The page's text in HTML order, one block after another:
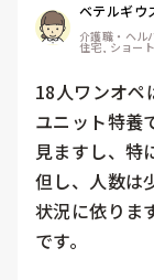
ベテルギウ
介護職・ヘル
住宅, ショー
18人ワンオペ
ユニット特養
見ますし、特
但し、人数は
状況に依りま
です。